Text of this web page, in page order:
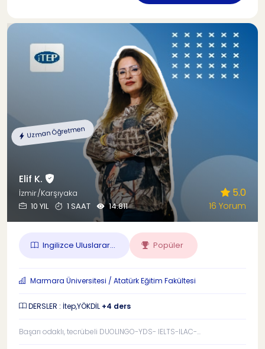
Uzman Öğretmen
Elif K.
İzmir/Karşıyaka
10 YIL
1 SAAT 14.811
5.0
16 Yorum
Ingilizce Uluslarar... Popüler
Marmara Üniversitesi / Atatürk Eğitim Fakültesi
DERSLER : İtep,YÖKDİL +4 ders
Başarı odaklı, tecrübeli DUOLINGO-YDS- IELTS-ILAC-...